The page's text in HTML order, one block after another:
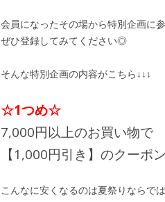
会員になったその場から特別企画に
ぜひ登録してみてください◎
そんな特別企画の内容がこちら↓↓↓
☆1つめ☆
7,000円以上のお買い物で
【1,000円引き】のクーポ
こんなに安くなるのは夏祭りならで